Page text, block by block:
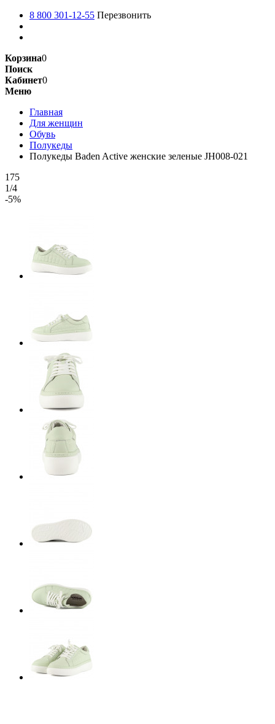
8 800 301-12-55 Перезвонить
Корзина0
Поиск
Кабинет0
Меню
Главная
Для женщин
Обувь
Полукеды
Полукеды Baden Active женские зеленые JH008-021
175
1/4
-5%